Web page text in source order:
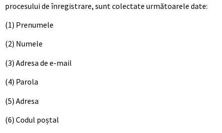
procesului de înregistrare, sunt colectate următoarele date:
(1) Prenumele
(2) Numele
(3) Adresa de e-mail
(4) Parola
(5) Adresa
(6) Codul poștal